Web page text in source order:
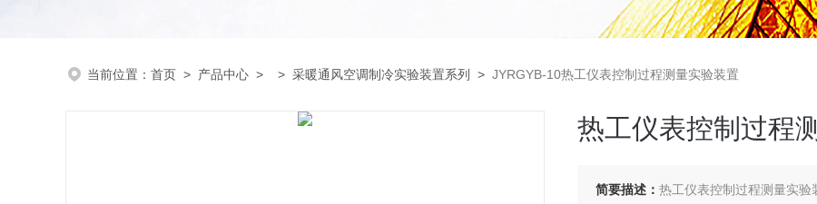
当前位置： 首页 > 产品中心 > > 采暖通风空调制冷实验装置系列 > JYRGYB-10热工仪表控制过程测量实验装置
热工仪表控制过程
简要描述： 热工仪表控制过程测量实验